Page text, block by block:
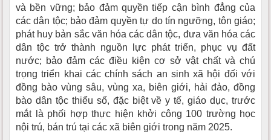
và bền vững; bảo đảm quyền tiếp cận bình đẳng của
các dân tộc; bảo đảm quyền tự do tín ngưỡng, tôn giáo;
phát huy bản sắc văn hóa các dân tộc, đưa văn hóa các
dân tộc trở thành nguồn lực phát triển, phục vụ đất
nước; bảo đảm các điều kiện cơ sở vật chất và chú
trọng triển khai các chính sách an sinh xã hội đối với
đồng bào vùng sâu, vùng xa, biên giới, hải đảo, đồng
bào dân tộc thiểu số, đặc biệt về y tế, giáo dục, trước
mắt là phối hợp thực hiện khởi công 100 trường học
nội trú, bán trú tại các xã biên giới trong năm 2025.